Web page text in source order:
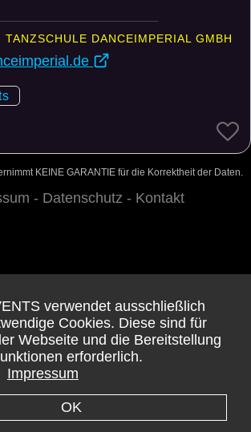
TANZSCHULE DANCEIMPERIAL GMBH
KEINE GARANTIE für die Korrektheit der Daten.
- Datenschutz - Kontakt
verwendet ausschließlich
Cookies. Diese sind für
Webseite und die Bereitstellung
erforderlich.
Impressum
OK